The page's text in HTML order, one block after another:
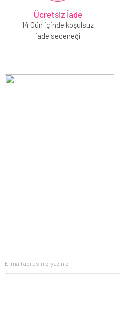
Ücretsiz İade
14 Gün içinde koşulsuz
iade seçeneği